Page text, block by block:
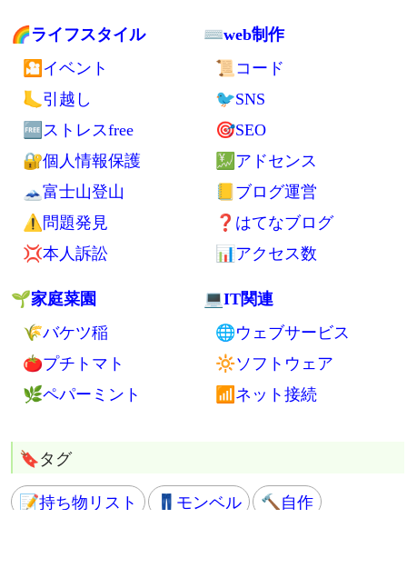
🌈ライフスタイル
🎦イベント
🦶引越し
🆓ストレスfree
🔐個人情報保護
🗻富士山登山
⚠問題発見
💢本人訴訟
🌱家庭菜園
🌾バケツ稲
🍅プチトマト
🌿ペパーミント
⌨web制作
📜コード
🐦SNS
🎯SEO
💹アドセンス
📒ブログ運営
❓はてなブログ
📊アクセス数
💻IT関連
🌐ウェブサービス
🔆ソフトウェア
📶ネット接続
📝持ち物リスト 👖モンベル 🔨自作